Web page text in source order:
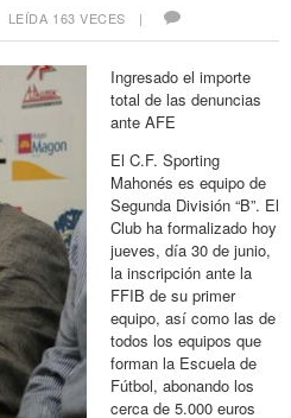
163 VECES |
Ingresado el importe
total de las denuncias
ante AFE
El C.F. Sporting
Mahonés es equipo de
Segunda División “B”. El
Club ha formalizado hoy
jueves, día 30 de junio,
la inscripción ante la
FFIB de su primer
equipo, así como las de
todos los equipos que
forman la Escuela de
Fútbol, abonando los
cerca de 5.000 euros